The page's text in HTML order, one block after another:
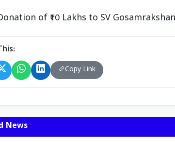
of ₹10 Lakhs to SV
Copy Link
News